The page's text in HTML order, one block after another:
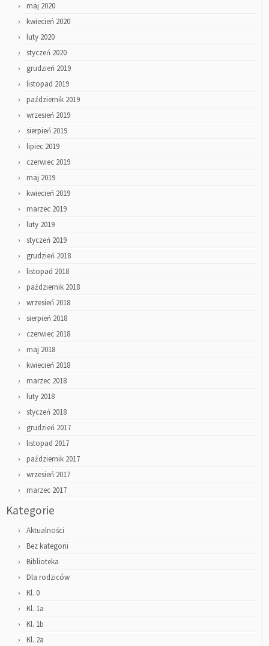
maj 2020
kwiecień 2020
luty 2020
styczeń 2020
grudzień 2019
listopad 2019
październik 2019
wrzesień 2019
sierpień 2019
lipiec 2019
czerwiec 2019
maj 2019
kwiecień 2019
marzec 2019
luty 2019
styczeń 2019
grudzień 2018
listopad 2018
październik 2018
wrzesień 2018
sierpień 2018
czerwiec 2018
maj 2018
kwiecień 2018
marzec 2018
luty 2018
styczeń 2018
grudzień 2017
listopad 2017
październik 2017
wrzesień 2017
marzec 2017
Kategorie
Aktualności
Bez kategorii
Biblioteka
Dla rodziców
Kl. 0
Kl. 1a
Kl. 1b
Kl. 2a